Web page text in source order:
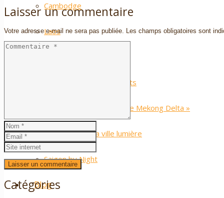
Cambodge
Laos
Tour moto : Les 7 Districts
À la découverte du « Little Mekong Delta »
Des rizières à la ville lumière
Saigon by Night
Blog
Laisser un commentaire
Votre adresse e-mail ne sera pas publiée. Les champs obligatoires sont
Catégories